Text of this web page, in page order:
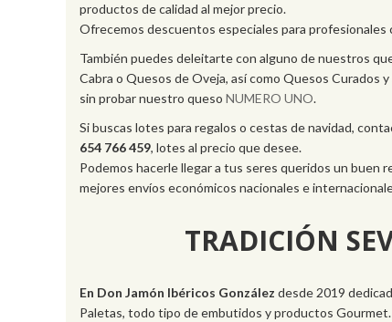
productos de calidad al mejor precio.
Ofrecemos descuentos especiales para profesionales
También puedes deleitarte con alguno de nuestros
Cabra o Quesos de Oveja, así como Quesos Curados
sin probar nuestro queso NUMERO UNO.
Si buscas lotes para regalos o cestas de navidad,
654 766 459, lotes al precio que desee.
Podemos hacerle llegar a tus seres queridos un buen
mejores envíos económicos nacionales e
TRADICIÓN
En Don Jamón Ibéricos González desde 2019
Paletas, todo tipo de embutidos y productos